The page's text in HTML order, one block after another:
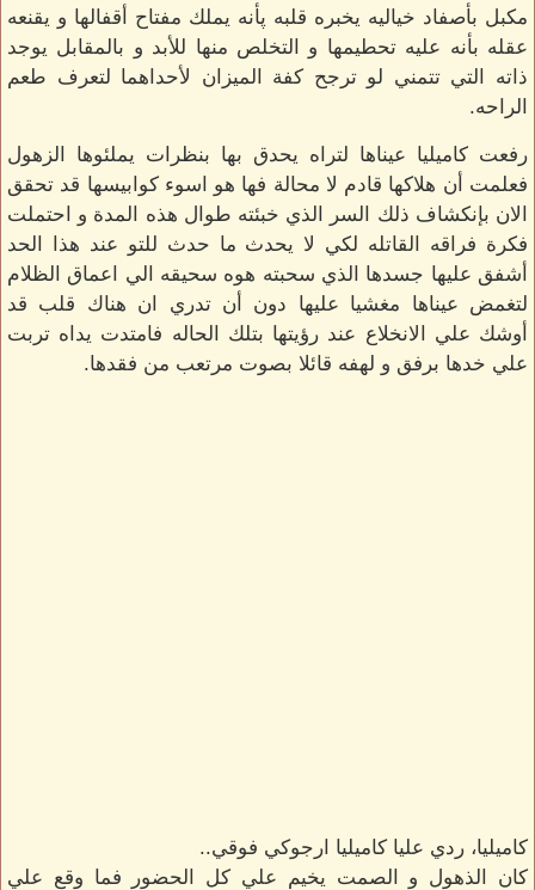
مكبل بأصفاد خياليه يخبره قلبه پأنه يملك مفتاح أقفالها و يقنعه
عقله بأنه عليه تحطيمها و التخلص منها للأبد و بالمقابل يوجد
ذاته التي تتمني لو ترجح كفة الميزان لأحداهما لتعرف طعم
الراحه.
رفعت كاميليا عيناها لتراه يحدق بها بنظرات يملئوها الزهول
فعلمت أن هلاكها قادم لا محالة فها هو اسوء كوابيسها قد تحقق
الان بإنكشاف ذلك السر الذي خبئته طوال هذه المدة و احتملت
فكرة فراقه القاتله لكي لا يحدث ما حدث للتو عند هذا الحد
أشفق عليها جسدها الذي سحبته هوه سحيقه الي اعماق الظلام
لتغمض عيناها مغشيا عليها دون أن تدري ان هناك قلب قد
أوشك علي الانخلاع عند رؤيتها بتلك الحاله فامتدت يداه تربت
علي خدها برفق و لهفه قائلا بصوت مرتعب من فقدها.
كاميليا، ردي عليا كاميليا ارجوكي فوقي..
كان الذهول و الصمت يخيم علي كل الحضور فما وقع علي